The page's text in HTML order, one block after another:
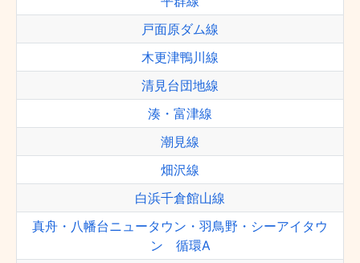
戸面原ダム線
木更津鴨川線
清見台団地線
湊・富津線
潮見線
畑沢線
白浜千倉館山線
真舟・八幡台ニュータウン・羽鳥野・シーアイタウ
ン 循環A